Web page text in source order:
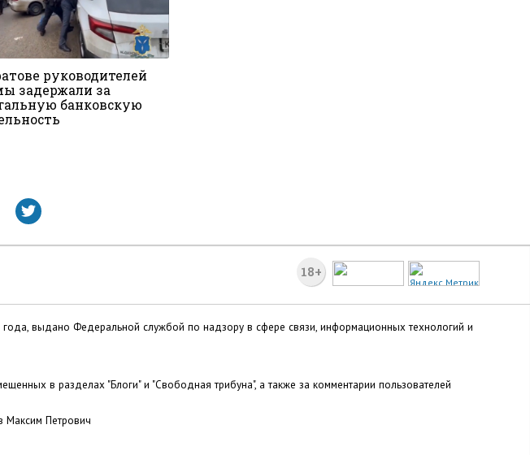
руководителей
задержали за
банковскую
18+
выдано Федеральной службой по надзору в сфере связи, информационных технологий и
в разделах "Блоги" и "Свободная трибуна", а также за комментарии пользователей
Максим Петрович